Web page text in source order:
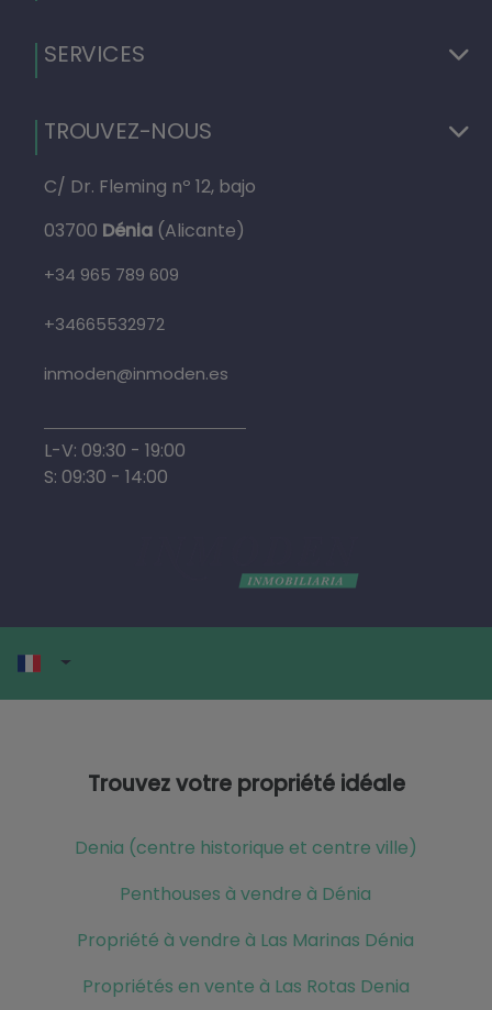
SERVICES
TROUVEZ-NOUS
C/ Dr. Fleming nº 12, bajo
03700 Dénia (Alicante)
+34 965 789 609
+34665532972
inmoden@inmoden.es
L-V: 09:30 - 19:00
S: 09:30 - 14:00
Trouvez votre propriété idéale
Denia (centre historique et centre ville)
Penthouses à vendre à Dénia
Propriété à vendre à Las Marinas Dénia
Propriétés en vente à Las Rotas Denia